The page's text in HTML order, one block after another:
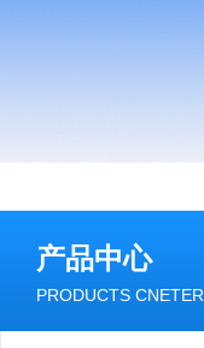
产品中心
PRODUCTS CNETER